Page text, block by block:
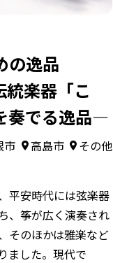
の逸品
楽器「こ
奏でる逸品―
市 高島市 その他
平安時代には弦楽器
、筝が広く演奏され
そのほかは雅楽など
ました。現代で